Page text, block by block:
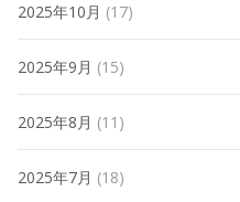
2025年10月 (17)
2025年9月 (15)
2025年8月 (11)
2025年7月 (18)